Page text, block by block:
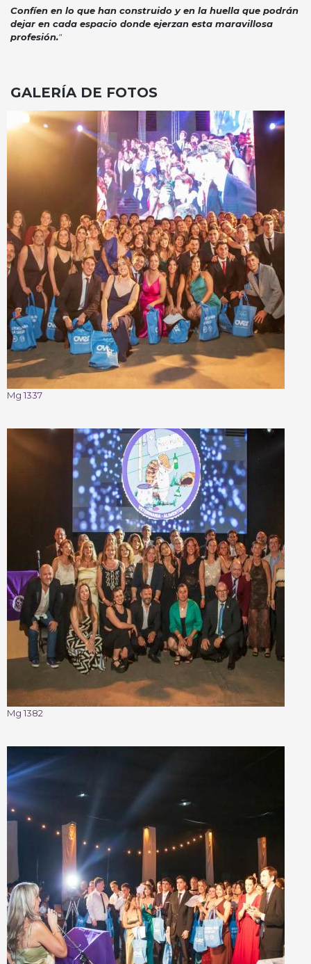
Confíen en lo que han construido y en la huella que podrán
dejar en cada espacio donde ejerzan esta maravillosa
profesión."
GALERÍA DE FOTOS
Mg 1337
Mg 1382